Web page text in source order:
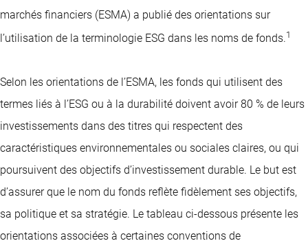
marchés financiers (ESMA) a publié des orientations sur
l’utilisation de la terminologie ESG dans les noms de fonds.1
Selon les orientations de l’ESMA, les fonds qui utilisent des
termes liés à l’ESG ou à la durabilité doivent avoir 80 % de leurs
investissements dans des titres qui respectent des
caractéristiques environnementales ou sociales claires, ou qui
poursuivent des objectifs d’investissement durable. Le but est
d’assurer que le nom du fonds reflète fidèlement ses objectifs,
sa politique et sa stratégie. Le tableau ci-dessous présente les
orientations associées à certaines conventions de